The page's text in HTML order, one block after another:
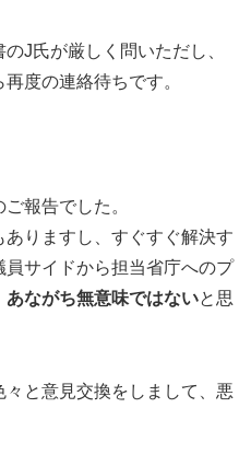
J氏が厳しく問いただし、
度の連絡待ちです。
報告でした。
りますし、すぐすぐ解決す
サイドから担当省庁へのプ
あながち無意味ではないと思
と意見交換をしまして、悪